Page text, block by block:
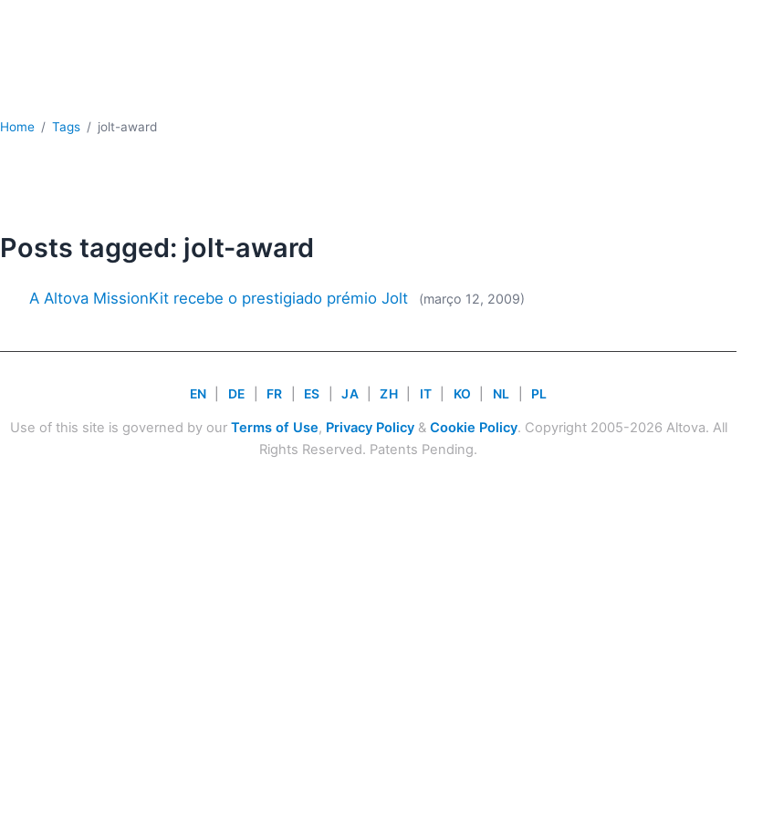
Home Tags jolt-award
Posts tagged: jolt-award
A Altova MissionKit recebe o prestigiado prémio Jolt (março 12, 2009)
EN DE FR ES JA ZH IT KO NL PL
Use of this site is governed by our Terms of Use, Privacy Policy& Cookie Policy. Copyright 2005-2026 Altova. All
Rights Reserved. Patents Pending.